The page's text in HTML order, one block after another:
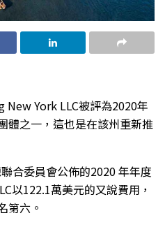
New York LLC被評為2020年
體之一，這也是在該州重新推
合委員會公佈的2020 年年度
以122.1萬美元的又說費用，
第六。